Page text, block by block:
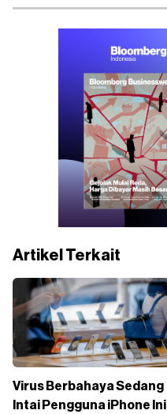
Artikel Terkait
Virus Berbahaya Sedang
Intai Pengguna iPhone Ini